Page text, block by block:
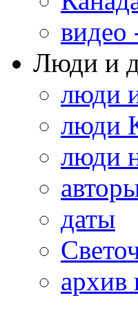
видео
Люди и
люди
люди
люди
даты
архив